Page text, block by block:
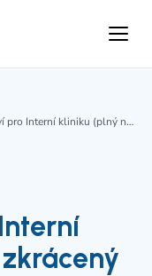
Sanitář/ka nebo pomocník/ce ve zdravotnictví pro Interní kliniku (plný nebo zkrácený úvazek)